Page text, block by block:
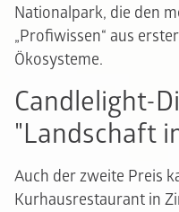
Nationalpark, die den
„Profiwissen“ aus
Ökosysteme.
Candlelight-
"Landschaft
Auch der zweite Preis
Kurhausrestaurant in